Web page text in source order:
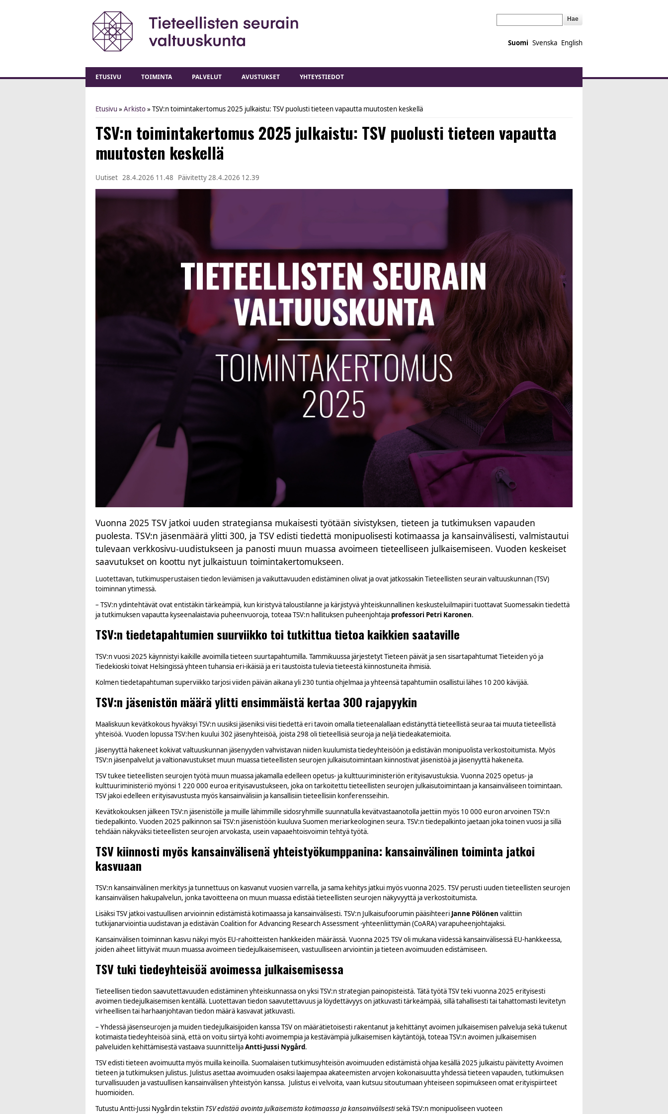
Suomi Svenska English
ETUSIVU TOIMINTA PALVELUT AVUSTUKSET YHTEYSTIEDOT
Etusivu»Arkisto» TSV:n toimintakertomus 2025 julkaistu: TSV puolusti tieteen vapautta muutosten keskellä
TSV:n toimintakertomus 2025 julkaistu: TSV puolusti tieteen vapautta
muutosten keskellä
Uutiset 28.4.2026 11.48 Päivitetty 28.4.2026 12.39
Vuonna 2025 TSV jatkoi uuden strategiansa mukaisesti työtään sivistyksen, tieteen ja tutkimuksen vapauden
puolesta. TSV:n jäsenmäärä ylitti 300, ja TSV edisti tiedettä monipuolisesti kotimaassa ja kansainvälisesti, valmistautui
tulevaan verkkosivu-uudistukseen ja panosti muun muassa avoimeen tieteelliseen julkaisemiseen. Vuoden keskeiset
saavutukset on koottu nyt julkaistuun toimintakertomukseen.
Luotettavan, tutkimusperustaisen tiedon leviämisen ja vaikuttavuuden edistäminen olivat ja ovat jatkossakin Tieteellisten seurain valtuuskunnan (TSV)
toiminnan ytimessä.
– TSV:n ydintehtävät ovat entistäkin tärkeämpiä, kun kiristyvä taloustilanne ja kärjistyvä yhteiskunnallinen keskusteluilmapiiri tuottavat Suomessakin tiedettä
ja tutkimuksen vapautta kyseenalaistavia puheenvuoroja, toteaa TSV:n hallituksen puheenjohtaja professori Petri Karonen.
TSV:n tiedetapahtumien suurviikko toi tutkittua tietoa kaikkien saataville
TSV:n vuosi 2025 käynnistyi kaikille avoimilla tieteen suurtapahtumilla. Tammikuussa järjestetyt Tieteen päivät ja sen sisartapahtumat Tieteiden yö ja
Tiedekioski toivat Helsingissä yhteen tuhansia eri-ikäisiä ja eri taustoista tulevia tieteestä kiinnostuneita ihmisiä.
Kolmen tiedetapahtuman superviikko tarjosi viiden päivän aikana yli 230 tuntia ohjelmaa ja yhteensä tapahtumiin osallistui lähes 10 200 kävijää.
TSV:n jäsenistön määrä ylitti ensimmäistä kertaa 300 rajapyykin
Maaliskuun kevätkokous hyväksyi TSV:n uusiksi jäseniksi viisi tiedettä eri tavoin omalla tieteenalallaan edistänyttä tieteellistä seuraa tai muuta tieteellistä
yhteisöä. Vuoden lopussa TSV:hen kuului 302 jäsenyhteisöä, joista 298 oli tieteellisiä seuroja ja neljä tiedeakatemioita.
Jäsenyyttä hakeneet kokivat valtuuskunnan jäsenyyden vahvistavan niiden kuulumista tiedeyhteisöön ja edistävän monipuolista verkostoitumista. Myös
TSV:n jäsenpalvelut ja valtionavustukset muun muassa tieteellisten seurojen julkaisutoimintaan kiinnostivat jäsenistöä ja jäsenyyttä hakeneita.
TSV tukee tieteellisten seurojen työtä muun muassa jakamalla edelleen opetus- ja kulttuuriministeriön erityisavustuksia. Vuonna 2025 opetus- ja
kulttuuriministeriö myönsi 1 220 000 euroa erityisavustukseen, joka on tarkoitettu tieteellisten seurojen julkaisutoimintaan ja kansainväliseen toimintaan.
TSV jakoi edelleen erityisavustusta myös kansainvälisiin ja kansallisiin tieteellisiin konferensseihin.
Kevätkokouksen jälkeen TSV:n jäsenistölle ja muille lähimmille sidosryhmille suunnatulla kevätvastaanotolla jaettiin myös 10 000 euron arvoinen TSV:n
tiedepalkinto. Vuoden 2025 palkinnon sai TSV:n jäsenistöön kuuluva Suomen meriarkeologinen seura. TSV:n tiedepalkinto jaetaan joka toinen vuosi ja sillä
tehdään näkyväksi tieteellisten seurojen arvokasta, usein vapaaehtoisvoimin tehtyä työtä.
TSV kiinnosti myös kansainvälisenä yhteistyökumppanina: kansainvälinen toiminta jatkoi
kasvuaan
TSV:n kansainvälinen merkitys ja tunnettuus on kasvanut vuosien varrella, ja sama kehitys jatkui myös vuonna 2025. TSV perusti uuden tieteellisten seurojen
kansainvälisen hakupalvelun, jonka tavoitteena on muun muassa edistää tieteellisten seurojen näkyvyyttä ja verkostoitumista.
Lisäksi TSV jatkoi vastuullisen arvioinnin edistämistä kotimaassa ja kansainvälisesti. TSV:n Julkaisufoorumin pääsihteeri Janne Pölönen valittiin
tutkijanarviointia uudistavan ja edistävän Coalition for Advancing Research Assessment -yhteenliittymän (CoARA) varapuheenjohtajaksi.
Kansainvälisen toiminnan kasvu näkyi myös EU-rahoitteisten hankkeiden määrässä. Vuonna 2025 TSV oli mukana viidessä kansainvälisessä EU-hankkeessa,
joiden aiheet liittyivät muun muassa avoimeen tiedejulkaisemiseen, vastuulliseen arviointiin ja tieteen avoimuuden edistämiseen.
TSV tuki tiedeyhteisöä avoimessa julkaisemisessa
Tieteellisen tiedon saavutettavuuden edistäminen yhteiskunnassa on yksi TSV:n strategian painopisteistä. Tätä työtä TSV teki vuonna 2025 erityisesti
avoimen tiedejulkaisemisen kentällä. Luotettavan tiedon saavutettavuus ja löydettävyys on jatkuvasti tärkeämpää, sillä tahallisesti tai tahattomasti levitetyn
virheellisen tai harhaanjohtavan tiedon määrä kasvavat jatkuvasti.
– Yhdessä jäsenseurojen ja muiden tiedejulkaisijoiden kanssa TSV on määrätietoisesti rakentanut ja kehittänyt avoimen julkaisemisen palveluja sekä tukenut
kotimaista tiedeyhteisöä siinä, että on voitu siirtyä kohti avoimempia ja kestävämpiä julkaisemisen käytäntöjä, toteaa TSV:n avoimen julkaisemisen
palveluiden kehittämisestä vastaava suunnittelijaAntti-Jussi Nygård.
TSV edisti tieteen avoimuutta myös muilla keinoilla. Suomalaisen tutkimusyhteisön avoimuuden edistämistä ohjaa kesällä 2025 julkaistu päivitetty Avoimen
tieteen ja tutkimuksen julistus. Julistus asettaa avoimuuden osaksi laajempaa akateemisten arvojen kokonaisuutta yhdessä tieteen vapauden, tutkimuksen
turvallisuuden ja vastuullisen kansainvälisen yhteistyön kanssa. Julistus ei velvoita, vaan kutsuu sitoutumaan yhteiseen sopimukseen omat erityispiirteet
huomioiden.
Tutustu Antti-Jussi Nygårdin tekstiin TSV edistää avointa julkaisemista kotimaassa ja kansainvälisestisekä TSV:n monipuoliseen vuoteen